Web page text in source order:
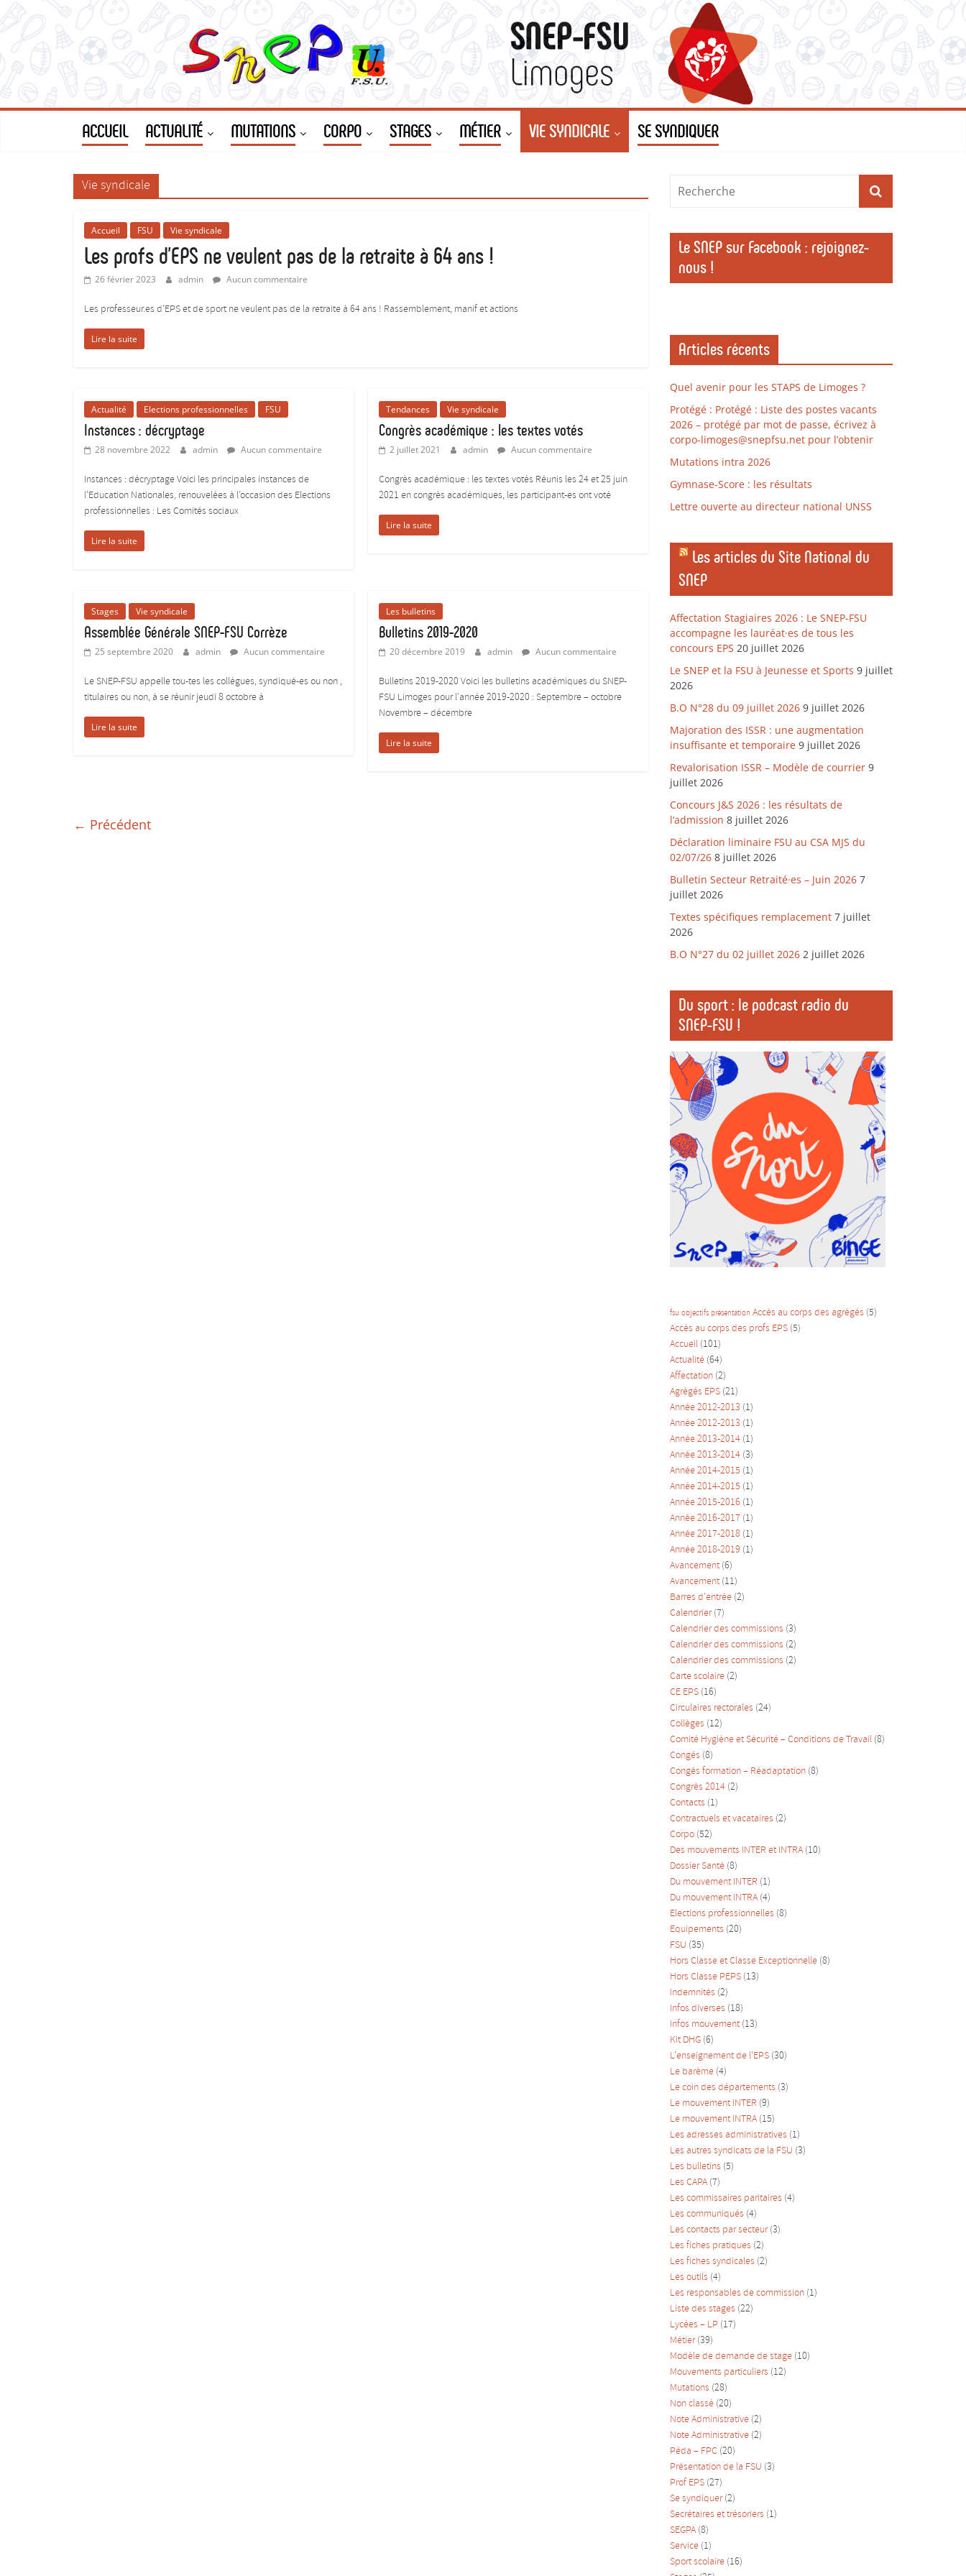
Passer
au
contenu
Le
Site
du
SNEP-
FSU
Limoges
Le
SNEP,
donner
du
études
ACCUEIL ACTUALITÉ MUTATIONS CORPO STAGES MÉTIER VIE SYNDICALE SE SYNDIQUER
Vie syndicale
Accueil FSU Vie syndicale
Les profs d’EPS ne veulent pas de la retraite à 64 ans !
26 février 2023 admin Aucun commentaire
Les professeur.es d’EPS et de sport ne veulent pas de la retraite à 64 ans ! Rassemblement, manif et actions
Lire la suite
Actualité Elections professionnelles FSU
Instances : décryptage
28 novembre 2022 admin Aucun commentaire
Instances : décryptage Voici les principales instances de
l’Education Nationales, renouvelées à l’occasion des Elections
professionnelles : Les Comités sociaux
Lire la suite
Tendances Vie syndicale
Congrès académique : les textes votés
2 juillet 2021 admin Aucun commentaire
Congrès académique : les textes votés Réunis les 24 et 25 juin
2021 en congrès académiques, les participant-es ont voté
Lire la suite
Stages Vie syndicale
Assemblée Générale SNEP-FSU Corrèze
25 septembre 2020 admin Aucun commentaire
Le SNEP-FSU appelle tou-tes les collègues, syndiqué-es ou non ,
titulaires ou non, à se réunir jeudi 8 octobre à
Lire la suite
Les bulletins
Bulletins 2019-2020
20 décembre 2019 admin Aucun commentaire
Bulletins 2019-2020 Voici les bulletins académiques du SNEP-
FSU Limoges pour l’année 2019-2020 : Septembre – octobre
Novembre – décembre
Lire la suite
← Précédent
Le SNEP sur Facebook : rejoignez-
nous !
Articles récents
Quel avenir pour les STAPS de Limoges ?
Protégé : Protégé : Liste des postes vacants
2026 – protégé par mot de passe, écrivez à
corpo-limoges@snepfsu.net pour l’obtenir
Mutations intra 2026
Gymnase-Score : les résultats
Lettre ouverte au directeur national UNSS
Les articles du Site National du
SNEP
Affectation Stagiaires 2026 : Le SNEP-FSU
accompagne les lauréat·es de tous les
concours EPS 20 juillet 2026
Le SNEP et la FSU à Jeunesse et Sports 9 juillet
2026
B.O N°28 du 09 juillet 2026 9 juillet 2026
Majoration des ISSR : une augmentation
insuffisante et temporaire 9 juillet 2026
Revalorisation ISSR – Modèle de courrier 9
juillet 2026
Concours J&S 2026 : les résultats de
l’admission 8 juillet 2026
Déclaration liminaire FSU au CSA MJS du
02/07/26 8 juillet 2026
Bulletin Secteur Retraité·es – Juin 2026 7
juillet 2026
Textes spécifiques remplacement 7 juillet
2026
B.O N°27 du 02 juillet 2026 2 juillet 2026
Du sport : le podcast radio du
SNEP-FSU !
fsu objectifs présentation Accès au corps des agrégés (5)
Accès au corps des profs EPS (5)
Accueil (101)
Actualité (64)
Affectation (2)
Agrégés EPS (21)
Année 2012-2013 (1)
Année 2012-2013 (1)
Année 2013-2014 (1)
Année 2013-2014 (3)
Année 2014-2015 (1)
Année 2014-2015 (1)
Année 2015-2016 (1)
Année 2016-2017 (1)
Année 2017-2018 (1)
Année 2018-2019 (1)
Avancement (6)
Avancement (11)
Barres d'entrée (2)
Calendrier(7)
Calendrier des commissions (3)
Calendrier des commissions (2)
Calendrier des commissions (2)
Carte scolaire (2)
CE EPS (16)
Circulaires rectorales (24)
Collèges (12)
Comité Hygiène et Sécurité – Conditions de Travail (8)
Congés (8)
Congés formation – Réadaptation (8)
Congrès 2014 (2)
Contacts (1)
Contractuels et vacataires (2)
Corpo (52)
Des mouvements INTER et INTRA (10)
Dossier Santé (8)
Du mouvement INTER (1)
Du mouvement INTRA (4)
Elections professionnelles (8)
Equipements (20)
FSU (35)
Hors Classe et Classe Exceptionnelle (8)
Hors Classe PEPS (13)
Indemnités (2)
Infos diverses (18)
Infos mouvement (13)
Kit DHG (6)
L'enseignement de l'EPS (30)
Le barème (4)
Le coin des départements (3)
Le mouvement INTER (9)
Le mouvement INTRA (15)
Les adresses administratives (1)
Les autres syndicats de la FSU (3)
Les bulletins (5)
Les CAPA (7)
Les commissaires paritaires (4)
Les communiqués (4)
Les contacts par secteur(3)
Les fiches pratiques (2)
Les fiches syndicales (2)
Les outils (4)
Les responsables de commission (1)
Liste des stages (22)
Lycées – LP (17)
Métier(39)
Modèle de demande de stage (10)
Mouvements particuliers (12)
Mutations (28)
Non classé (20)
Note Administrative (2)
Note Administrative (2)
Péda – FPC (20)
Présentation de la FSU (3)
Prof EPS (27)
Se syndiquer(2)
Secrétaires et trésoriers (1)
SEGPA (8)
Service (1)
Sport scolaire (16)